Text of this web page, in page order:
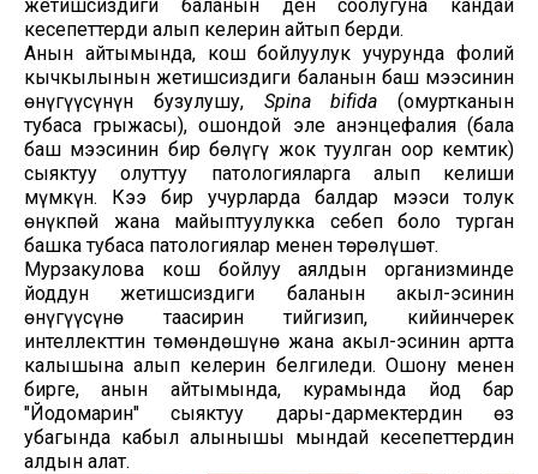
жетишсиздиги баланын ден соолугуна кандай
кесепеттерди алып келерин айтып берди.
Анын айтымында, кош бойлуулук учурунда фолий
кычкылынын жетишсиздиги баланын баш мээсинин
өнүгүүсүнүн бузулушу,Spina bifida (омуртканын
тубаса грыжасы), ошондой эле анэнцефалия (бала
баш мээсинин бир бөлүгү жок туулган оор кемтик)
сыяктуу олуттуу патологияларга алып келиши
мүмкүн. Кээ бир учурларда балдар мээси толук
өнүкпөй жана майыптуулукка себеп боло турган
башка тубаса патологиялар менен төрөлүшөт.
Мурзакулова кош бойлуу аялдын организминде
йоддун жетишсиздиги баланын акыл-эсинин
өнүгүүсүнө таасирин тийгизип, кийинчерек
интеллекттин төмөндөшүнө жана акыл-эсинин артта
калышына алып келерин белгиледи. Ошону менен
бирге, анын айтымында, курамында йод бар
"Йодомарин" сыяктуу дары-дармектердин өз
убагында кабыл алынышы мындай кесепеттердин
алдын алат.